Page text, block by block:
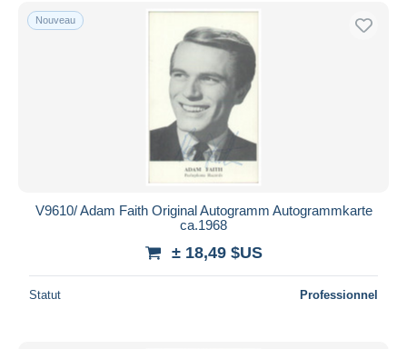
Nouveau
V9610/ Adam Faith Original Autogramm Autogrammkarte
ca.1968
± 18,49 $US
Statut Professionnel